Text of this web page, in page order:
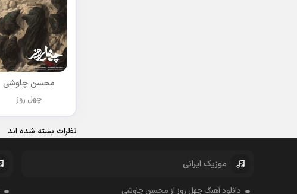
محسن چاوشی
چهل روز
نظرات بسته شده اند
موزیک ایرانی
دانلود آهنگ چهل روز از محسن چاوشی